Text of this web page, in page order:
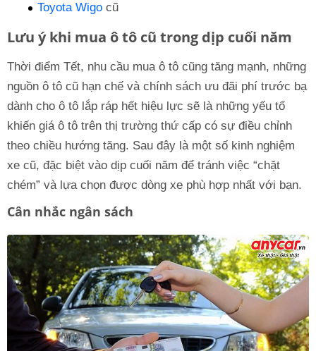
Toyota Wigo cũ
Lưu ý khi mua ô tô cũ trong dịp cuối năm
Thời điểm Tết, nhu cầu mua ô tô cũng tăng mạnh, những
nguồn ô tô cũ hạn chế và chính sách ưu đãi phí trước bạ
dành cho ô tô lắp ráp hết hiệu lực sẽ là những yếu tố
khiến giá ô tô trên thị trường thứ cấp có sự điều chỉnh
theo chiều hướng tăng. Sau đây là một số kinh nghiệm
xe cũ, đặc biệt vào dịp cuối năm để tránh việc “chặt
chém” và lựa chọn được dòng xe phù hợp nhất với bạn.
Cân nhắc ngân sách